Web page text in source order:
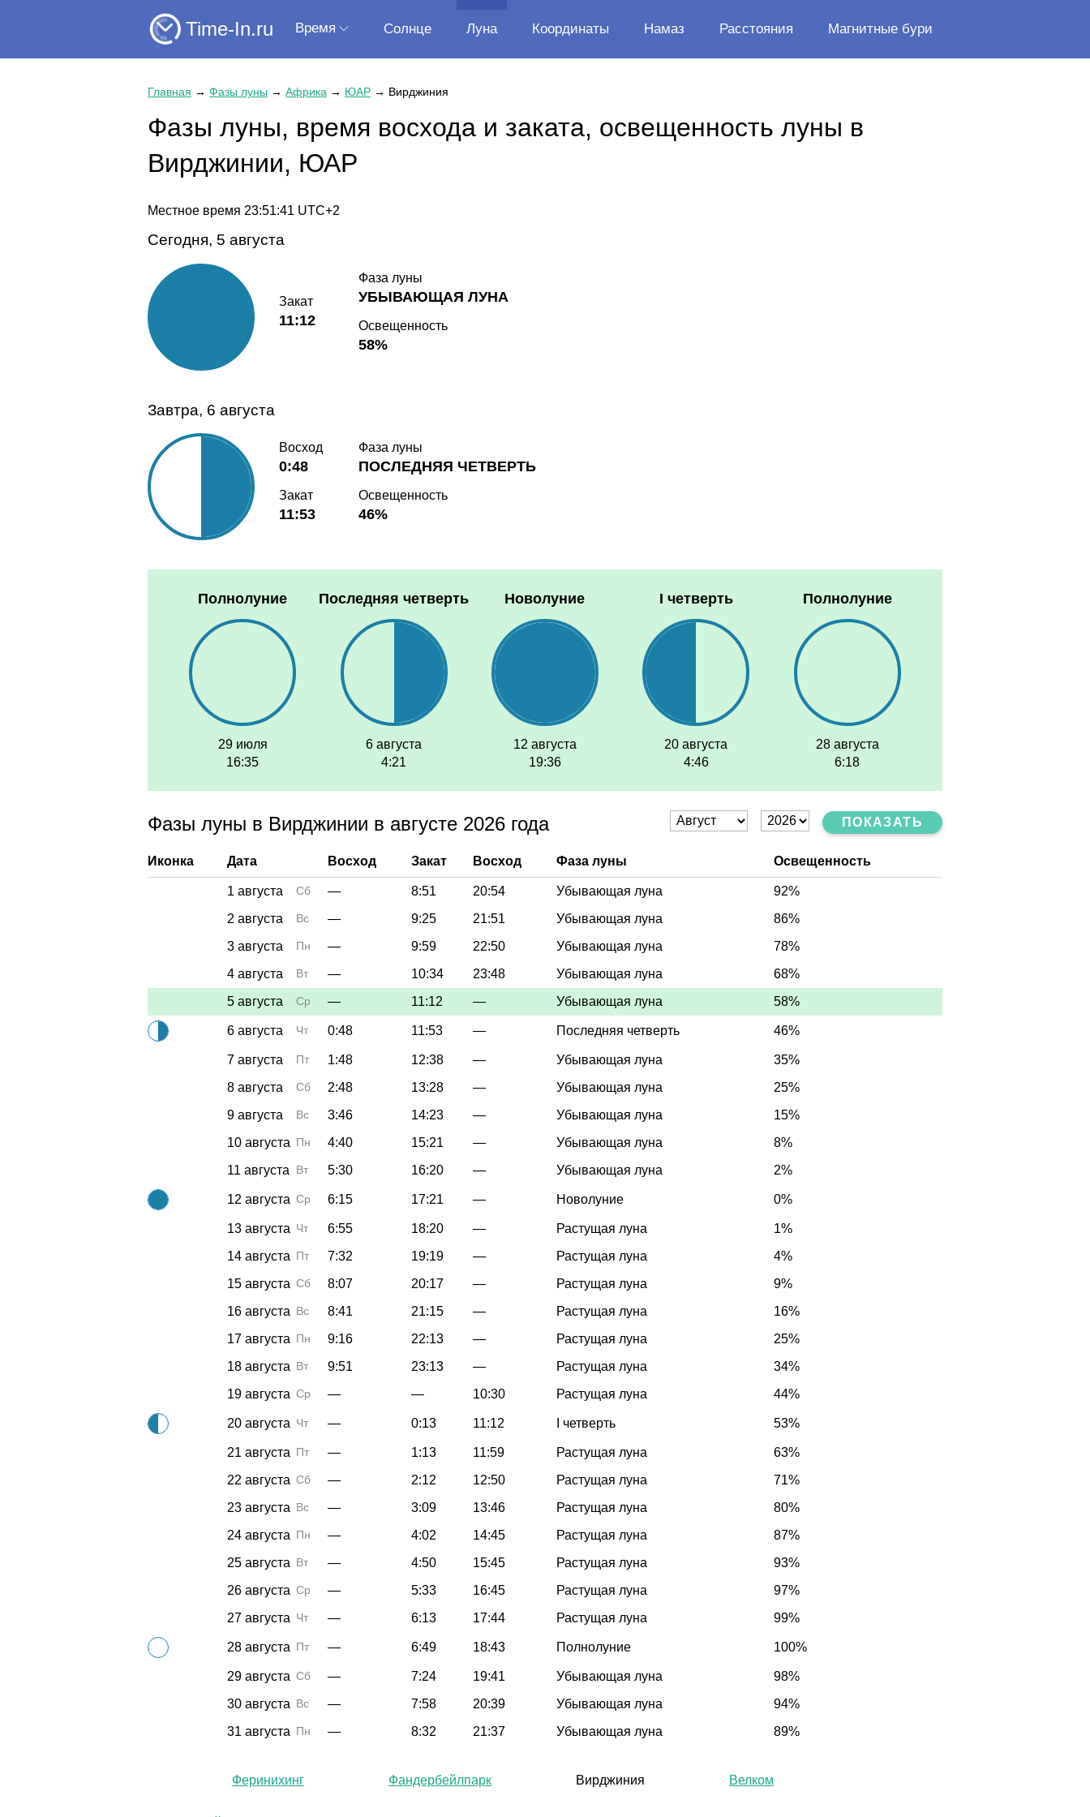
Time-In.ru Время Солнце Луна Координаты Намаз Расстояния Магнитные бури
Главная → Фазы луны → Африка → ЮАР → Вирджиния
Фазы луны, время восхода и заката, освещенность луны в
Вирджинии, ЮАР
Местное время 23:51:41 UTC+2
Сегодня, 5 августа
Закат
11:12
Фаза луны
УБЫВАЮЩАЯ ЛУНА
Освещенность
58%
Завтра, 6 августа
Восход
0:48
Закат
11:53
Фаза луны
ПОСЛЕДНЯЯ ЧЕТВЕРТЬ
Освещенность
46%
Полнолуние
29 июля
16:35
Последняя четверть
6 августа
4:21
Новолуние
12 августа
19:36
I четверть
20 августа
4:46
Полнолуние
28 августа
6:18
Фазы луны в Вирджинии в августе 2026 года ПОКАЗАТЬ
Иконка Дата Восход Закат Восход Фаза луны Освещенность
1 августа Сб — 8:51 20:54 Убывающая луна
92%
2 августа
Вс — 9:25 21:51 Убывающая луна
86%
3 августа
Пн — 9:59 22:50 Убывающая луна
78%
4 августа
Вт — 10:34 23:48 Убывающая луна
68%
5 августа
Ср — 11:12 — Убывающая луна 58%
6 августа Чт 0:48 11:53 — Последняя четверть 46%
7 августа Пт 1:48 12:38 — Убывающая луна
35%
8 августа
Сб 2:48 13:28 — Убывающая луна
25%
9 августа
Вс 3:46 14:23 — Убывающая луна
15%
10 августа Пн 4:40 15:21 — Убывающая луна
8%
11 августа
Вт 5:30 16:20 — Убывающая луна 2%
12 августа Ср 6:15 17:21 — Новолуние 0%
13 августа Чт 6:55 18:20 — Растущая луна
1%
14 августа Пт 7:32 19:19 — Растущая луна
4%
15 августа Сб 8:07 20:17 — Растущая луна
9%
16 августа Вс 8:41 21:15 — Растущая луна
16%
17 августа Пн 9:16 22:13 — Растущая луна
25%
18 августа Вт 9:51 23:13 — Растущая луна
34%
19 августа Ср — — 10:30 Растущая луна 44%
20 августа Чт — 0:13 11:12 I четверть 53%
21 августа Пт — 1:13 11:59 Растущая луна
63%
22 августа Сб — 2:12 12:50 Растущая луна
71%
23 августа Вс — 3:09 13:46 Растущая луна
80%
24 августа Пн — 4:02 14:45 Растущая луна
87%
25 августа Вт — 4:50 15:45 Растущая луна
93%
26 августа Ср — 5:33 16:45 Растущая луна
97%
27 августа Чт — 6:13 17:44 Растущая луна 99%
28 августа Пт — 6:49 18:43 Полнолуние 100%
29 августа Сб — 7:24 19:41 Убывающая луна
98%
30 августа Вс — 7:58 20:39 Убывающая луна
94%
31 августа Пн — 8:32 21:37 Убывающая луна 89%
Феринихинг Фандербейлпарк Вирджиния Велком